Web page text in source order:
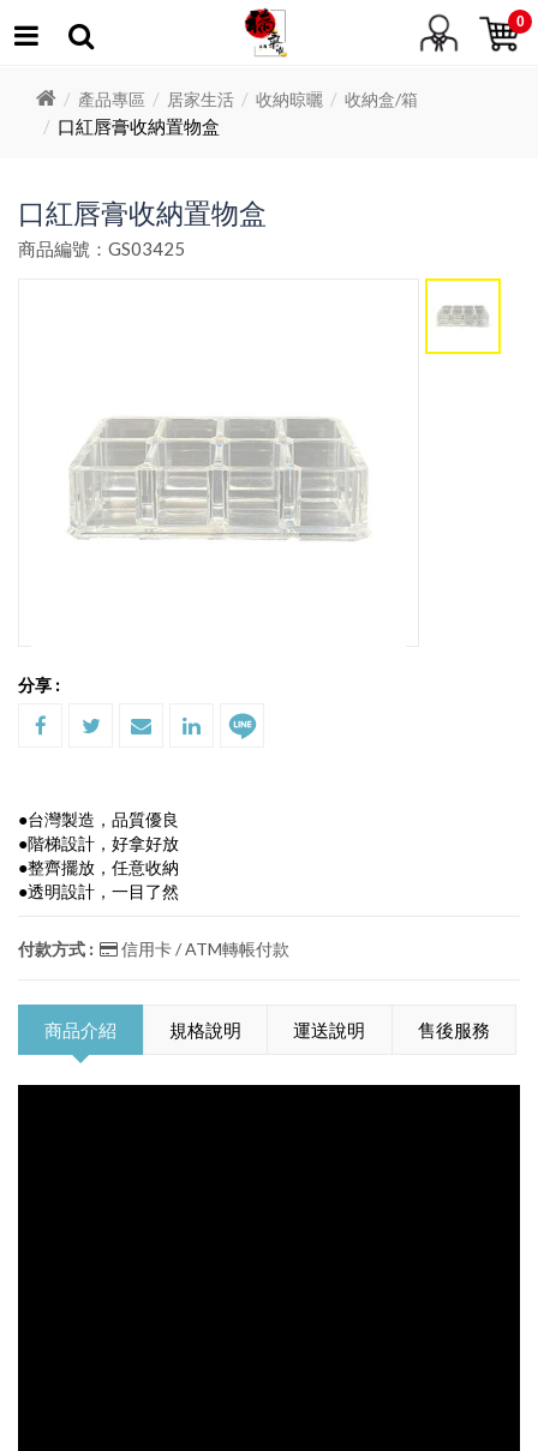
0
產品專區 居家生活 收納晾曬 收納盒/箱
口紅唇膏收納置物盒
口紅唇膏收納置物盒
商品編號：GS03425
分享 :
●台灣製造，品質優良
●階梯設計，好拿好放
●整齊擺放，任意收納
●透明設計，一目了然
付款方式 : 信用卡 / ATM轉帳付款
商品介紹 規格說明 運送說明 售後服務